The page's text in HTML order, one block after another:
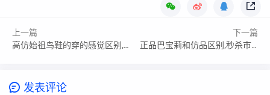
上一篇
高仿始祖鸟鞋的穿的感觉区别,30秒教你干货
下一篇
正品巴宝莉和仿品区别,秒杀市面90%尬货
发表评论